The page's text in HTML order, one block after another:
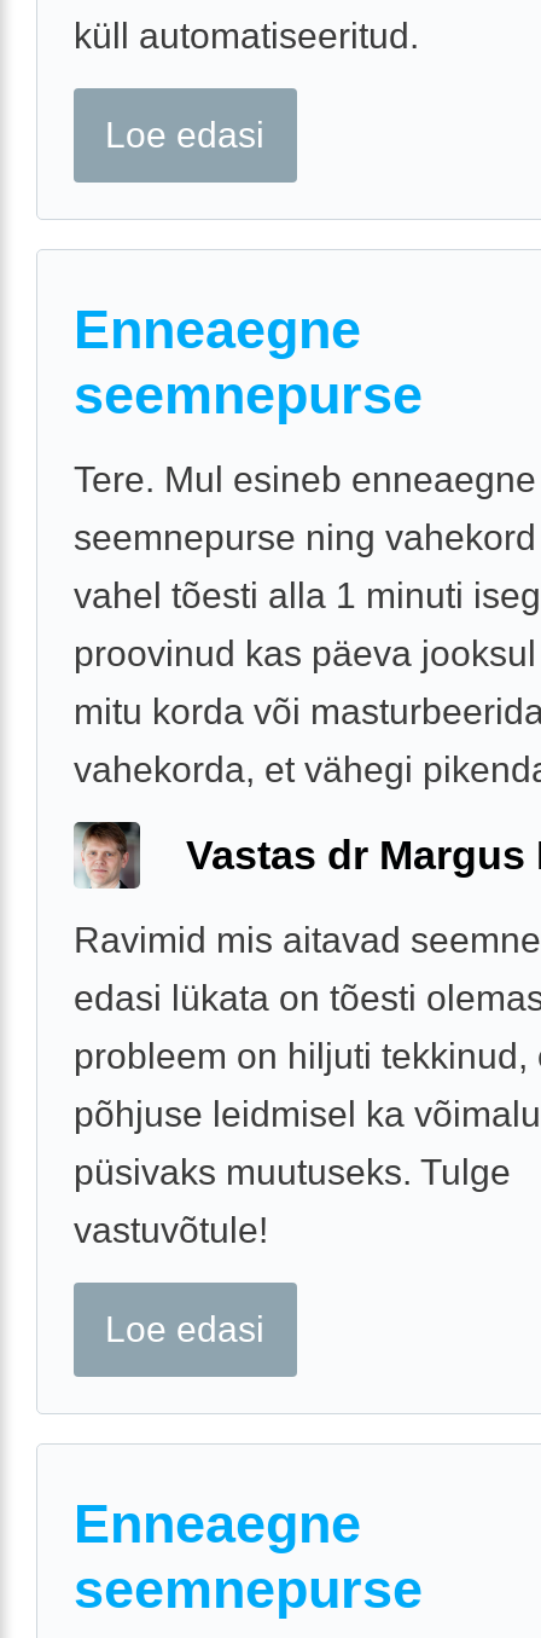
küll automatiseeritud.
Loe edasi
Enneaegne
seemnepurse
Tere. Mul esineb enneaegne
seemnepurse ning
vahel tõesti alla 1 minuti
proovinud kas päeva
mitu korda või
vahekorda, et vähegi
Vastas dr Margus
Ravimid mis aitavad
edasi lükata on tõesti
probleem on hiljuti tekkinud,
põhjuse leidmisel ka
püsivaks muutuseks. Tulge
vastuvõtule!
Loe edasi
Enneaegne
seemnepurse